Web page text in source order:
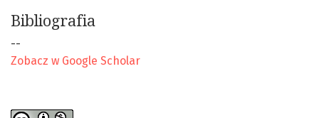
Bibliografia
--
Zobacz w Google Scholar